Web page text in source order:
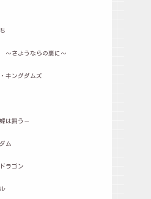
～さようならの裏に～
キングダムズ
は舞う－
ム
ラゴン